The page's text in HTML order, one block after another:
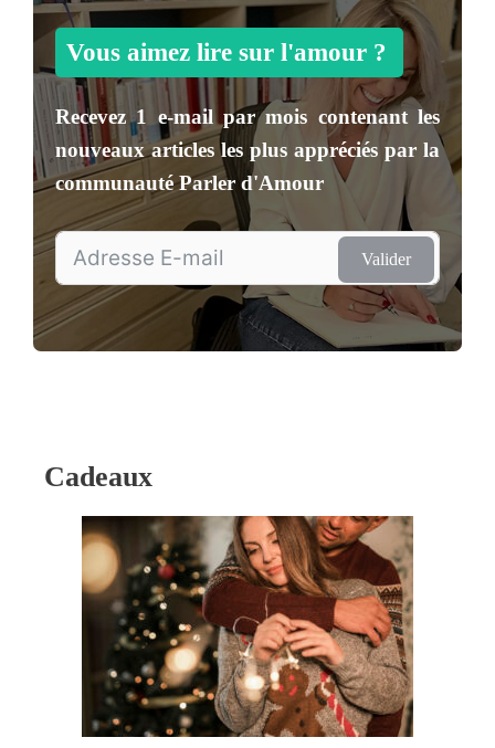
Vous aimez lire sur l'amour ?
Recevez1 e-mail par mois contenant les
nouveaux articles les plus appréciés par la
communautéParler d'Amour
Valider
Cadeaux